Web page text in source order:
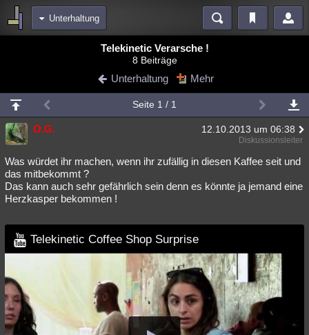
Unterhaltung
Blogs
Chat Wiki Neuigkeiten
meine Rubriken
Menschen Mystery Kriminalfälle
Spiritualität Verschwörungen Technologie Ufologie
Natur Umfragen Unterhaltung
weitere Rubriken
Astronomie Helpdesk Gruppen Gaming Filme
Musik Verbesserungen Allmystery English
Übersichten
Besucht Teilgenommen Neue Geschlossen
Telekinetic Verarsche !
8 Beiträge
Unterhaltung Mehr
Seite 1 / 1
O.G. 12.10.2013 um 06:38
Diskussionsleiter
Was würdet ihr machen, wenn ihr zufällig in diesen Kaffee seit und
das mitbekommt ?
Das kann auch sehr gefährlich sein denn es könnte ja jemand eine
Herzkasper bekommen !
Telekinetic Coffee Shop Surprise